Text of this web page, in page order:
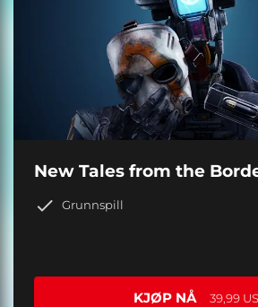
New Tales from the
Grunnspill
KJØP NÅ 39,99